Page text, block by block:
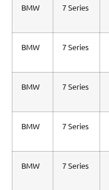
BMW 7 Series
BMW 7 Series
BMW 7 Series
BMW 7 Series
BMW 7 Series